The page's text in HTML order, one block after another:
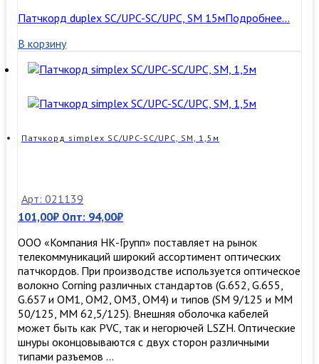
Патчкорд duplex SC/UPC-SC/UPC, SM 15мПодробнее…
В корзину
Патчкорд simplex SC/UPC-SC/UPC, SM, 1,5м
Арт: 021139
101,00₽ Опт: 94,00₽
ООО «Компания НК-Групп» поставляет на рынок
телекоммуникаций широкий ассортимент оптических
патчкордов. При производстве используется оптическое
волокно Corning различных стандартов (G.652, G.655,
G.657 и OM1, OM2, OM3, ОМ4) и типов (SM 9/125 и MM
50/125, MM 62,5/125). Внешняя оболочка кабелей
может быть как PVC, так и негорючей LSZH. Оптические
шнуры оконцовываются с двух сторон различными
типами разъемов …